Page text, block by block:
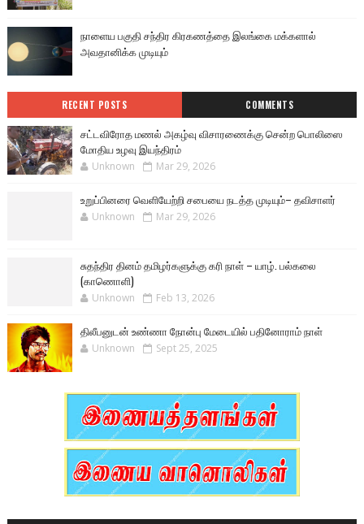
நாளைய பகுதி சந்திர கிரகணத்தை இலங்கை மக்களால்
அவதானிக்க முடியும்
RECENT POSTS COMMENTS
சட்டவிரோத மணல் அகழ்வு விசாரணைக்கு சென்ற பொலிஸை
மோதிய உழவு இயந்திரம்
Unknown Mar 29, 2026
உறுப்பினரை வெளியேற்றி சபையை நடத்த முடியும்– தவிசாளர்
Unknown Mar 29, 2026
சுதந்திர தினம் தமிழர்களுக்கு கரி நாள் – யாழ். பல்கலை
(காணொளி)
Unknown Feb 13, 2026
திலீபனுடன் உண்ணா நோன்பு மேடையில் பதினோராம் நாள்
Unknown Sept 25, 2025